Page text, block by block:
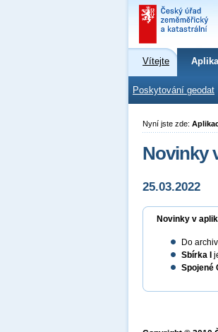
Vítejte
Poskytování geodat
Nyní jste zde:
Novinky
25.03.2022
Novinky v
Do
Sbírka I
Spojené